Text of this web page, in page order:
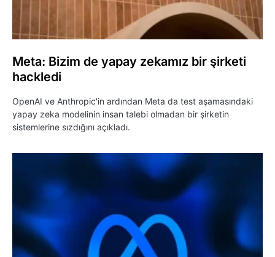
Meta: Bizim de yapay zekamız bir şirketi
hackledi
OpenAI ve Anthropic'in ardından Meta da test aşamasındaki
yapay zeka modelinin insan talebi olmadan bir şirketin
sistemlerine sızdığını açıkladı.